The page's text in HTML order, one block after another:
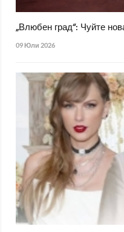
„Влюбен град“: Чуйте
09 Юли 2026